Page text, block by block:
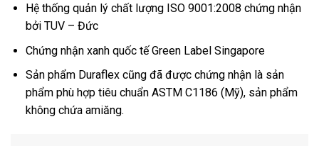
Hệ thống quản lý chất lượng ISO 9001:2008 chứng nhận
bởi TUV – Đức
Chứng nhận xanh quốc tế Green Label Singapore
Sản phẩm Duraflex cũng đã được chứng nhận là sản
phẩm phù hợp tiêu chuẩn ASTM C1186 (Mỹ), sản phẩm
không chứa amiăng.